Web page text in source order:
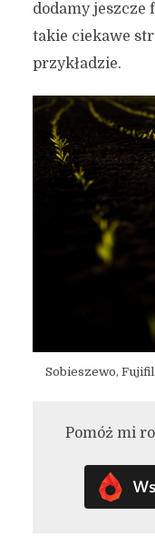
dodamy jeszcze
takie ciekawe
przykładzie.
Sobieszewo,
Pomóż mi